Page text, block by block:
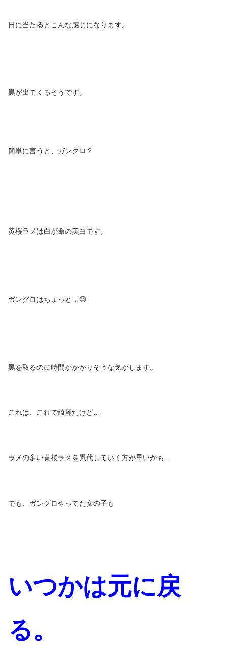
日に当たるとこんな感じになります。
黒が出てくるそうです。
簡単に言うと、ガングロ？
黄桜ラメは白が命の美白です。
ガングロはちょっと…😓
黒を取るのに時間がかかりそうな気がします。
これは、これで綺麗だけど…
ラメの多い黄桜ラメを累代していく方が早いかも…
でも、ガングロやってた女の子も
いつかは元に戻
る。